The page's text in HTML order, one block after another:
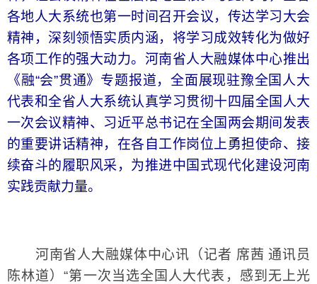
各地人大系统也第一时间召开会议，传达学习大会
精神，深刻领悟实质内涵，将学习成效转化为做好
各项工作的强大动力。河南省人大融媒体中心推出
《融“会”贯通》专题报道，全面展现驻豫全国人大
代表和全省人大系统认真学习贯彻十四届全国人大
一次会议精神、习近平总书记在全国两会期间发表
的重要讲话精神，在各自工作岗位上勇担使命、接
续奋斗的履职风采，为推进中国式现代化建设河南
实践贡献力量。
河南省人大融媒体中心讯（记者 席茜 通讯员
陈林道）“第一次当选全国人大代表，感到无上光